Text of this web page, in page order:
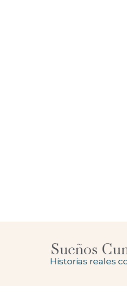
Sueños
Historias reales